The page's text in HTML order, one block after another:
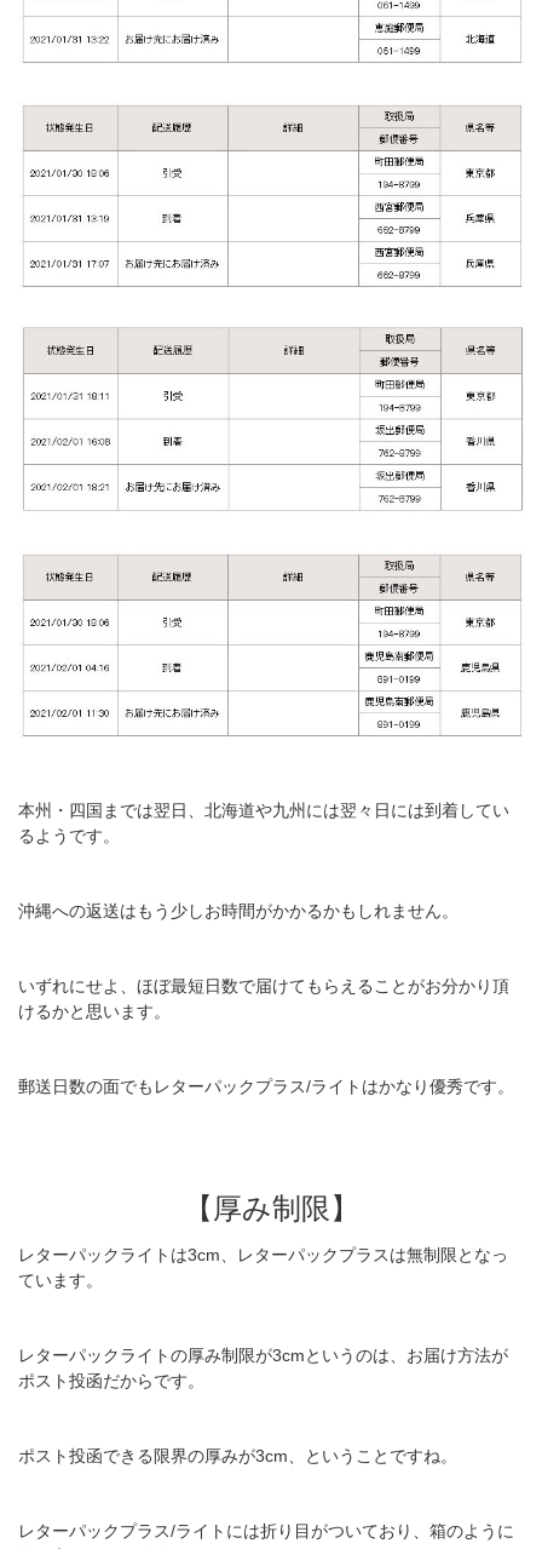
本州・四国までは翌日、北海道や九州には翌々日には到着してい
るようです。
沖縄への返送はもう少しお時間がかかるかもしれません。
いずれにせよ、ほぼ最短日数で届けてもらえることがお分かり頂
けるかと思います。
郵送日数の面でもレターパックプラス/ライトはかなり優秀です。
【厚み制限】
レターパックライトは3cm、レターパックプラスは無制限となっ
ています。
レターパックライトの厚み制限が3cmというのは、お届け方法が
ポスト投函だからです。
ポスト投函できる限界の厚みが3cm、ということですね。
レターパックプラス/ライトには折り目がついており、箱のように